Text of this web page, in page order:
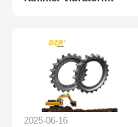
tonnellate
2025-06-16